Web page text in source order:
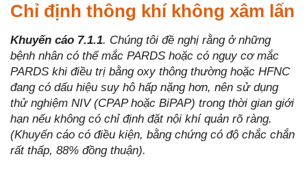
Chỉ định thông khí không xâm lấn
Khuyến cáo 7.1.1. Chúng tôi đề nghị rằng ở những
bệnh nhân có thể mắc PARDS hoặc có nguy cơ mắc
PARDS khi điều trị bằng oxy thông thường hoặc HFNC
đang có dấu hiệu suy hô hấp nặng hơn, nên sử dụng
thử nghiệm NIV (CPAP hoặc BiPAP) trong thời gian giới
hạn nếu không có chỉ định đặt nội khí quản rõ ràng.
(Khuyến cáo có điều kiện, bằng chứng có độ chắc chắn
rất thấp, 88% đồng thuận).